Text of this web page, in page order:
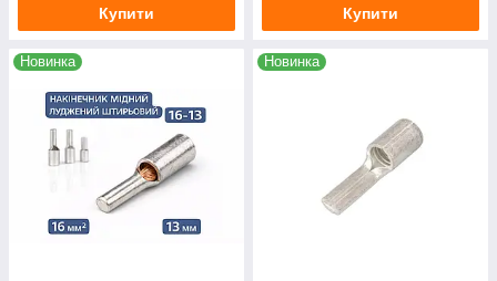
Купити Купити
Новинка Новинка